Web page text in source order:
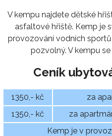
V kempu najdete dětské
asfaltové hřiště. Kemp je
provozování vodních
pozvolný. V kempu
Ceník
1350,- kč
za
1350,- kč
za
Kemp je v